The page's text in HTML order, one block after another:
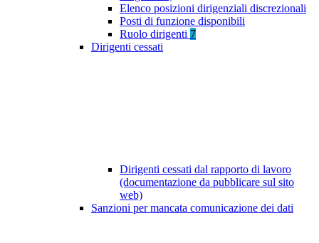
Elenco posizioni dirigenziali discrezionali
Posti di funzione disponibili
Ruolo dirigenti 7
Dirigenti cessati
Dirigenti cessati dal rapporto di lavoro
(documentazione da pubblicare sul sito
web)
Sanzioni per mancata comunicazione dei dati